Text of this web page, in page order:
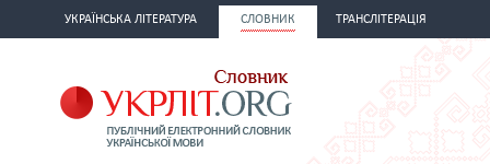
УКРАЇНСЬКА ЛІТЕРАТУРА СЛОВНИК ТРАНСЛІТЕРАЦІЯ